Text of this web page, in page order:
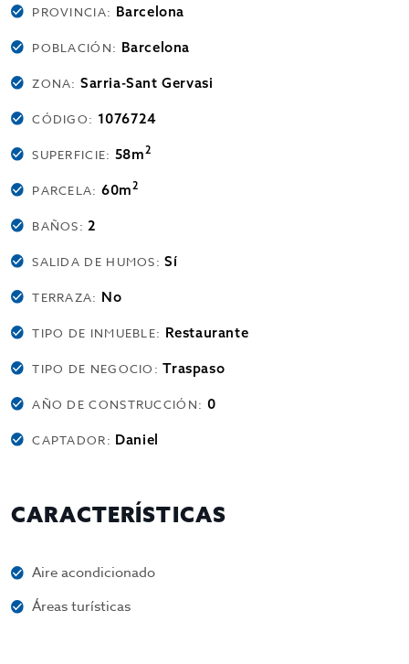
PROVINCIA: Barcelona
POBLACIÓN: Barcelona
ZONA:Sarria-Sant Gervasi
CÓDIGO: 1076724
SUPERFICIE: 58m2
PARCELA: 60m2
BAÑOS:2
SALIDA DE HUMOS:Sí
TERRAZA: No
TIPO DE INMUEBLE: Restaurante
TIPO DE NEGOCIO:Traspaso
AÑO DE CONSTRUCCIÓN: 0
CAPTADOR: Daniel
CARACTERÍSTICAS
Aire acondicionado
Áreas turísticas